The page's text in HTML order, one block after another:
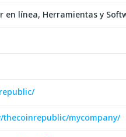
en línea, Herramientas y
thecoinrepublic/mycompany/